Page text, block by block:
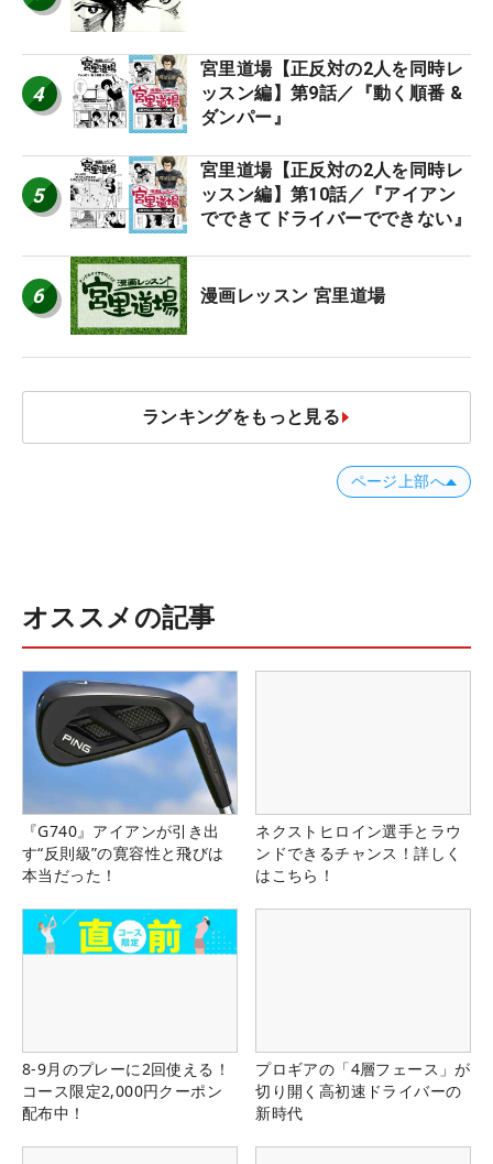
4
宮里道場【正反対の2人を同時レ
ッスン編】第9話／『動く順番 &
ダンパー』
5
宮里道場【正反対の2人を同時レ
ッスン編】第10話／『アイアン
でできてドライバーでできない』
6 漫画レッスン 宮里道場
ランキングをもっと見る
ページ上部へ
オススメの記事
『G740』アイアンが引き出
す“反則級”の寛容性と飛びは
本当だった！
ネクストヒロイン選手とラウ
ンドできるチャンス！詳しく
はこちら！
8-9月のプレーに2回使える！
コース限定2,000円クーポン
配布中！
プロギアの「4層フェース」が
切り開く高初速ドライバーの
新時代